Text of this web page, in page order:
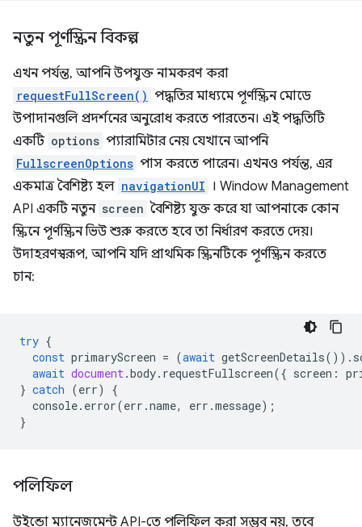
নতুন পূর্ণস্ক্রিন বিকল্প
এখন পর্যন্ত, আপনি উপযুক্ত নামকরণ করা
requestFullScreen() পদ্ধতির মাধ্যমে পূর্ণস্ক্রিন মোডে
উপাদানগুলি প্রদর্শনের অনুরোধ করতে পারতেন। এই পদ্ধতিটি
একটি options প্যারামিটার নেয় যেখানে আপনি
FullscreenOptions পাস করতে পারেন। এখনও পর্যন্ত, এর
একমাত্র বৈশিষ্ট্য হল navigationUI । Window Management
API একটি নতুন screen বৈশিষ্ট্য যুক্ত করে যা আপনাকে কোন
স্ক্রিনে পূর্ণস্ক্রিন ভিউ শুরু করতে হবে তা নির্ধারণ করতে দেয়।
উদাহরণস্বরূপ, আপনি যদি প্রাথমিক স্ক্রিনটিকে পূর্ণস্ক্রিন করতে
চান:
try {
const primaryScreen = (await getScreenDetails()).
await document.body. requestFullscreen({ screen :
} catch (err)
{
console. error(err .name, err .message);
}
পলিফিল
উইন্ডো ম্যানেজমেন্ট API-তে পলিফিল করা সম্ভব নয়, তবে